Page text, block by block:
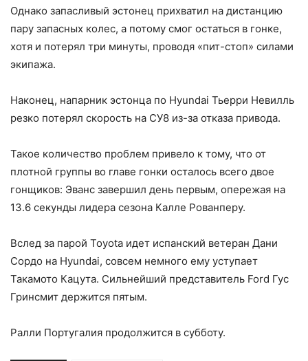
Однако запасливый эстонец прихватил на дистанцию
пару запасных колес, а потому смог остаться в гонке,
хотя и потерял три минуты, проводя «пит-стоп» силами
экипажа.
Наконец, напарник эстонца по Hyundai Тьерри Невилль
резко потерял скорость на СУ8 из-за отказа привода.
Такое количество проблем привело к тому, что от
плотной группы во главе гонки осталось всего двое
гонщиков: Эванс завершил день первым, опережая на
13.6 секунды лидера сезона Калле Рованперу.
Вслед за парой Toyota идет испанский ветеран Дани
Сордо на Hyundai, совсем немного ему уступает
Такамото Кацута. Сильнейший представитель Ford Гус
Гринсмит держится пятым.
Ралли Португалия продолжится в субботу.